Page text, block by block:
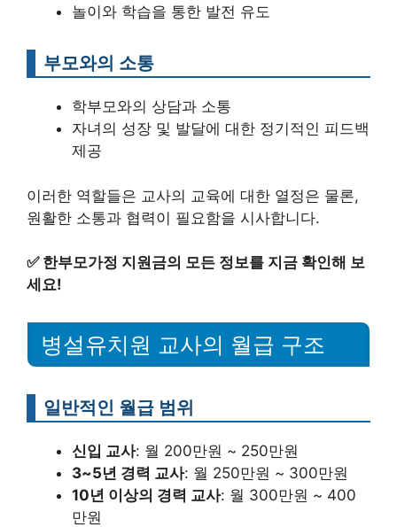
놀이와 학습을 통한 발전 유도
부모와의 소통
학부모와의 상담과 소통
자녀의 성장 및 발달에 대한 정기적인 피드백
제공
이러한 역할들은 교사의 교육에 대한 열정은 물론,
원활한 소통과 협력이 필요함을 시사합니다.
✅ 한부모가정 지원금의 모든 정보를 지금 확인해 보
세요!
병설유치원 교사의 월급 구조
일반적인 월급 범위
신입 교사: 월 200만원 ~ 250만원
3~5년 경력 교사: 월 250만원 ~ 300만원
10년 이상의 경력 교사: 월 300만원 ~ 400
만원